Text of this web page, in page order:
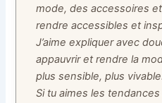
mode, des accessoires
rendre accessibles et
J’aime expliquer avec
appauvrir et rendre la
plus sensible, plus
Si tu aimes les